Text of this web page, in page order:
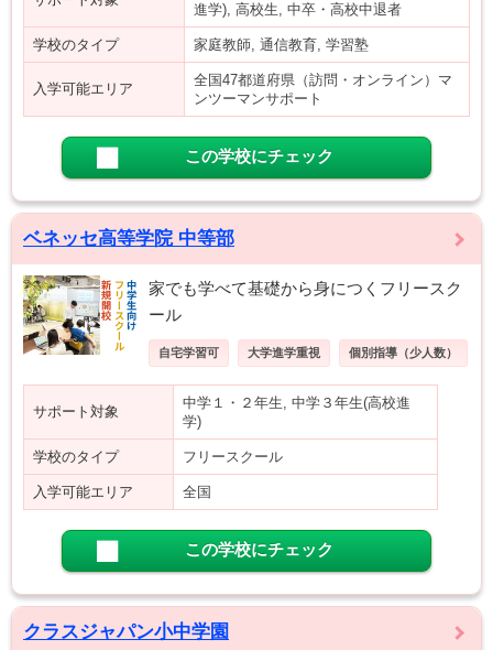
進学), 高校生, 中卒・高校中退者
学校のタイプ 家庭教師, 通信教育, 学習塾
入学可能エリア
全国47都道府県（訪問・オンライン）マ
ンツーマンサポート
この学校にチェック
ベネッセ高等学院 中等部
家でも学べて基礎から身につくフリースク
ール
自宅学習可 大学進学重視 個別指導（少人数）
サポート対象
中学１・２年生, 中学３年生(高校進
学)
学校のタイプ フリースクール
入学可能エリア 全国
この学校にチェック
クラスジャパン小中学園